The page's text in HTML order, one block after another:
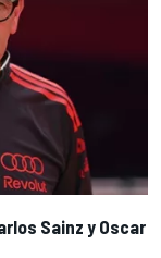
Sainz y Oscar